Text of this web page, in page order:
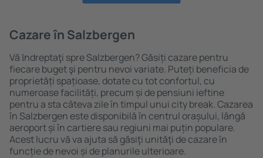
Cazare în Salzbergen
Vă ȋndreptaţi spre Salzbergen? Găsiți cazare pentru
fiecare buget şi pentru nevoi variate. Puteți beneficia de
proprietăți spațioase, dotate cu tot confortul, cu
numeroase facilități, precum și de pensiuni ieftine
pentru a sta câteva zile în timpul unui city break. Cazarea
în Salzbergen este disponibilă în centrul orașului, lângă
aeroport și în cartiere sau regiuni mai puțin populare.
Acest lucru vă va ajuta să găsiţi unităţi de cazare în
funcție de nevoi și de planurile ulterioare.